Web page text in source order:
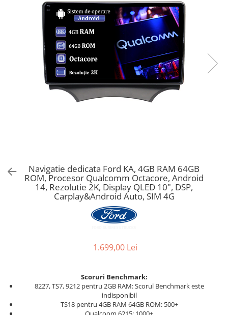
Navigatie dedicata Ford KA, 4GB RAM 64GB
ROM, Procesor Qualcomm Octacore, Android
14, Rezolutie 2K, Display QLED 10", DSP,
Carplay&Android Auto, SIM 4G
1.699,00 Lei
Scoruri Benchmark:
8227, TS7, 9212 pentru 2GB RAM: Scorul Benchmark este
indisponibil
TS18 pentru 4GB RAM 64GB ROM: 500+